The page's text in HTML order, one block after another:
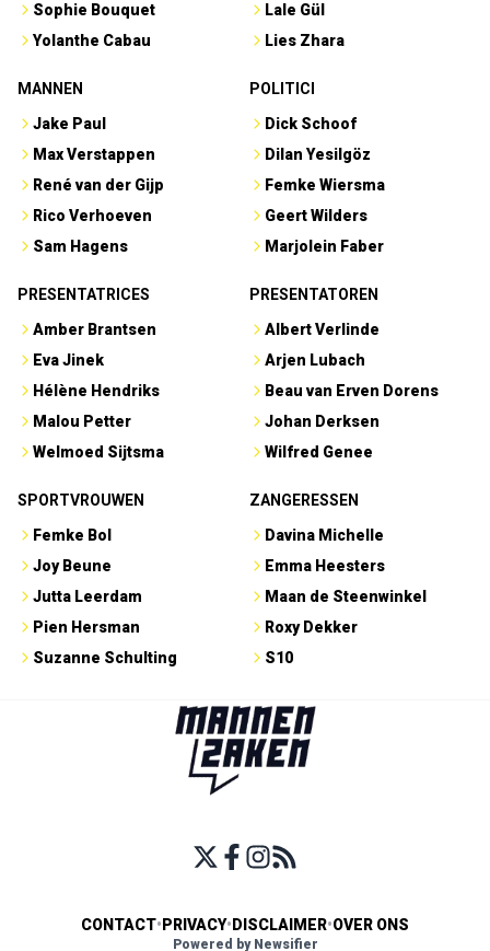
Sophie Bouquet
Yolanthe Cabau
Lale Gül
Lies Zhara
MANNEN
Jake Paul
Max Verstappen
René van der Gijp
Rico Verhoeven
Sam Hagens
POLITICI
Dick Schoof
Dilan Yesilgöz
Femke Wiersma
Geert Wilders
Marjolein Faber
PRESENTATRICES
Amber Brantsen
Eva Jinek
Hélène Hendriks
Malou Petter
Welmoed Sijtsma
PRESENTATOREN
Albert Verlinde
Arjen Lubach
Beau van Erven Dorens
Johan Derksen
Wilfred Genee
SPORTVROUWEN
Femke Bol
Joy Beune
Jutta Leerdam
Pien Hersman
Suzanne Schulting
ZANGERESSEN
Davina Michelle
Emma Heesters
Maan de Steenwinkel
Roxy Dekker
S10
CONTACT• PRIVACY• DISCLAIMER•OVER ONS
Powered by Newsifier